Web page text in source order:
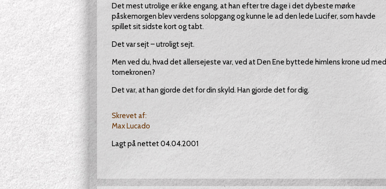
Det mest utrolige er ikke engang, at han efter tre dage i det dybeste mørke
påskemorgen blev verdens solopgang og kunne le ad den lede Lucifer, som havde
spillet sit sidste kort og tabt.
Det var sejt – utroligt sejt.
Men ved du, hvad det allersejeste var, ved at Den Ene byttede himlens krone ud med
tornekronen?
Det var, at han gjorde det for din skyld. Han gjorde det for dig.
Skrevet af:
Max Lucado
Lagt på nettet 04.04.2001